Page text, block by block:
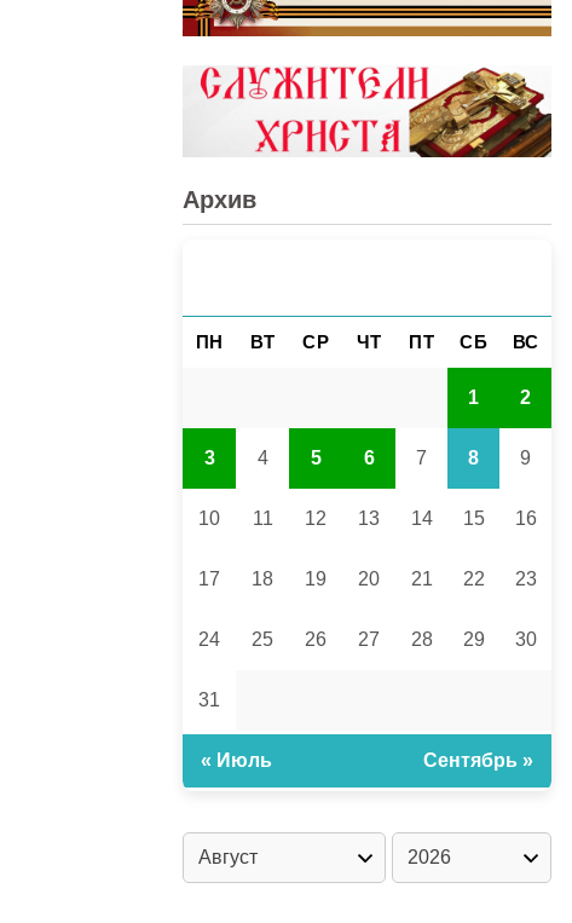
Архив
ПН ВТ СР ЧТ ПТ СБ ВС
1 2
3 4 5 6 7 8 9
10 11 12 13 14 15 16
17 18 19 20 21 22 23
24 25 26 27 28 29 30
31
« Июль Сентябрь »